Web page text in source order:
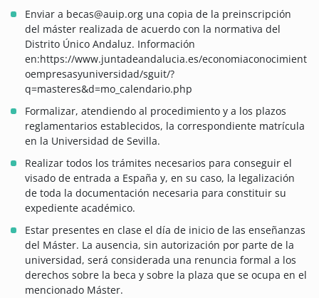
Enviar a becas@auip.org una copia de la preinscripción
del máster realizada de acuerdo con la normativa del
Distrito Único Andaluz. Información
en:https://www.juntadeandalucia.es/economiaconocimient
oempresasyuniversidad/sguit/?
q=masteres&d=mo_calendario.php
Formalizar, atendiendo al procedimiento y a los plazos
reglamentarios establecidos, la correspondiente matrícula
en la Universidad de Sevilla.
Realizar todos los trámites necesarios para conseguir el
visado de entrada a España y, en su caso, la legalización
de toda la documentación necesaria para constituir su
expediente académico.
Estar presentes en clase el día de inicio de las enseñanzas
del Máster. La ausencia, sin autorización por parte de la
universidad, será considerada una renuncia formal a los
derechos sobre la beca y sobre la plaza que se ocupa en el
mencionado Máster.